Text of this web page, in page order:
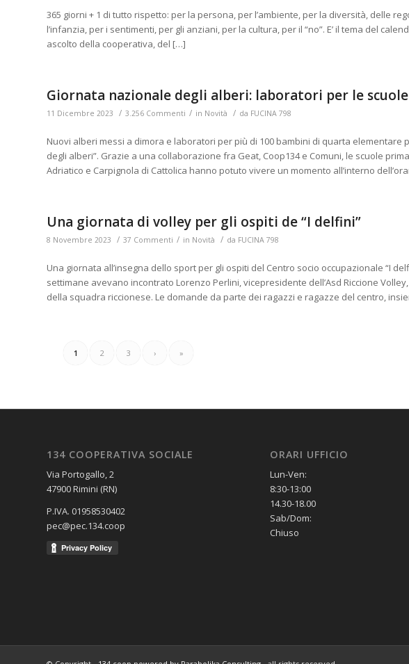
365 giorni + 1 di tutto rispetto: per la persona, per l’ambiente, per la diversità, delle
l’infanzia, per i sentimenti, per gli anziani, per la cultura, per il “no”. E’ il tema del
ascolto della cooperativa, del […]
Giornata nazionale degli alberi: laboratori per le scuole
11 Dicembre 2023 / 3.256 Commenti / in Novità / da FUCINA 798
Nuovi alberi messi a dimora e laboratori per più di 100 bambini di quarta elementare
degli alberi”. Grazie a una collaborazione fra Geat, Coop134 e Comuni, le scuole
Adriatico e Carpignola di Cattolica hanno potuto vivere un momento all’interno
Una giornata di volley per gli ospiti de “I delfini”
8 Novembre 2023 / 37 Commenti / in Novità / da FUCINA 798
Una giornata all’insegna dello sport per gli ospiti del Centro socio occupazionale “I
settimane avevano incontrato Lorenzo Perlini, vicepresidente dell’Asd Riccione
della squadra riccionese. Le domande da parte dei ragazzi e ragazze del centro,
1 2 3 › »
134 COOPERATIVA SOCIALE
Via Portogallo, 2
47900 Rimini (RN)
P.IVA. 01958530402
pec@pec.134.coop
ORARI UFFICIO
Lun-Ven:
8:30-13:00
14.30-18.00
Sab/Dom:
Chiuso